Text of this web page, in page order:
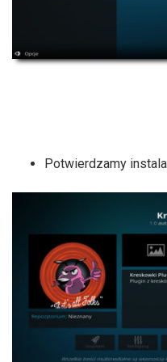
Potwierdzamy